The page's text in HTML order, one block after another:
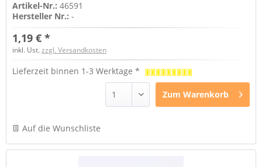
Artikel-Nr.:46591
Hersteller Nr.:-
1,19 € *
inkl. Ust.zzgl. Versandkosten
Lieferzeit binnen 1-3 Werktage *
Zum Warenkorb
Auf die Wunschliste